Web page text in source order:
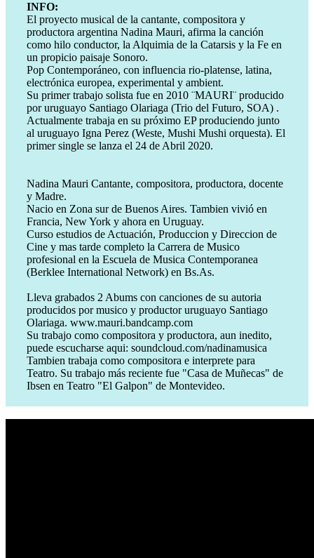
INFO:
El proyecto musical de la cantante, compositora y
productora argentina Nadina Mauri, afirma la canción
como hilo conductor, la Alquimia de la Catarsis y la Fe en
un propicio paisaje Sonoro.
Pop Contemporáneo, con influencia rio-platense, latina,
electrónica europea, experimental y ambient.
Su primer trabajo solista fue en 2010 ¨MAURI¨ producido
por uruguayo Santiago Olariaga (Trio del Futuro, SOA) .
Actualmente trabaja en su próximo EP produciendo junto
al uruguayo Igna Perez (Weste, Mushi Mushi orquesta). El
primer single se lanza el 24 de Abril 2020.
Nadina Mauri Cantante, compositora, productora, docente
y Madre.
Nacio en Zona sur de Buenos Aires. Tambien vivió en
Francia, New York y ahora en Uruguay.
Curso estudios de Actuación, Produccion y Direccion de
Cine y mas tarde completo la Carrera de Musico
profesional en la Escuela de Musica Contemporanea
(Berklee International Network) en Bs.As.
Lleva grabados 2 Abums con canciones de su autoria
producidos por musico y productor uruguayo Santiago
Olariaga. www.mauri.bandcamp.com
Su trabajo como compositora y productora, aun inedito,
puede escucharse aqui: soundcloud.com/nadinamusica
Tambien trabaja como compositora e interprete para
Teatro. Su trabajo más reciente fue "Casa de Muñecas" de
Ibsen en Teatro "El Galpon" de Montevideo.